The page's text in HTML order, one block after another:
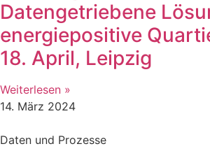
Datengetriebene
energiepositive
18. April, Leipzig
Weiterlesen »
14. März 2024
Daten und Prozesse